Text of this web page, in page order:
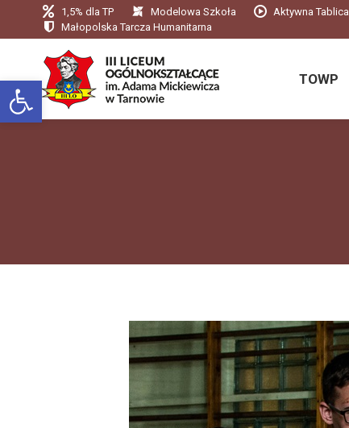
Otwórz pasek narzędzi
1,5% dla TP Modelowa Szkoła Aktywna Tablica
Małopolska Tarcza Humanitarna
TOWP